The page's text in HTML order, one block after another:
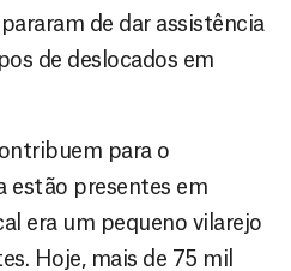
de dar assistência
de deslocados em
para o
estão presentes em
era um pequeno vilarejo
Hoje, mais de 75 mil